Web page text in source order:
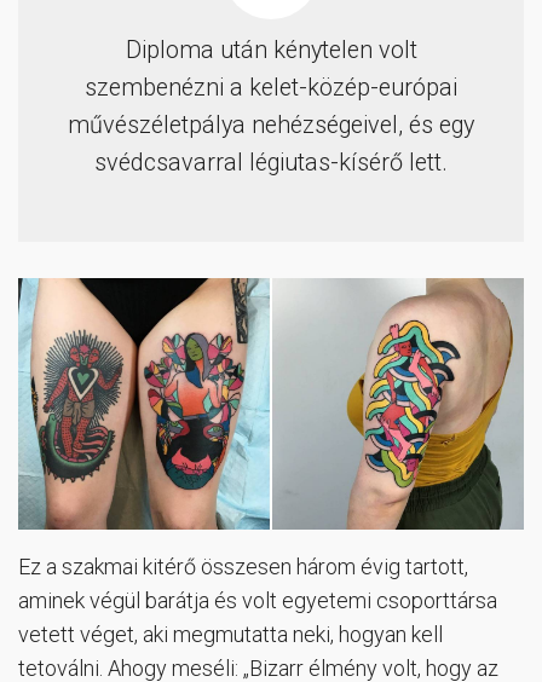
Diploma után kénytelen volt
szembenézni a kelet-közép-európai
művészéletpálya nehézségeivel, és egy
svédcsavarral légiutas-kísérő lett.
Ez a szakmai kitérő összesen három évig tartott,
aminek végül barátja és volt egyetemi csoporttársa
vetett véget, aki megmutatta neki, hogyan kell
tetoválni. Ahogy meséli: „Bizarr élmény volt, hogy az